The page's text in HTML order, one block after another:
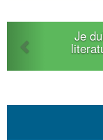
Je
Previous